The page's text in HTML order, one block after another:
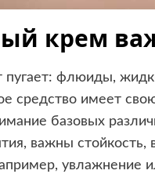
крем
пугает: флюиды,
имеет свою
базовых
важны стойкость,
увлажнение